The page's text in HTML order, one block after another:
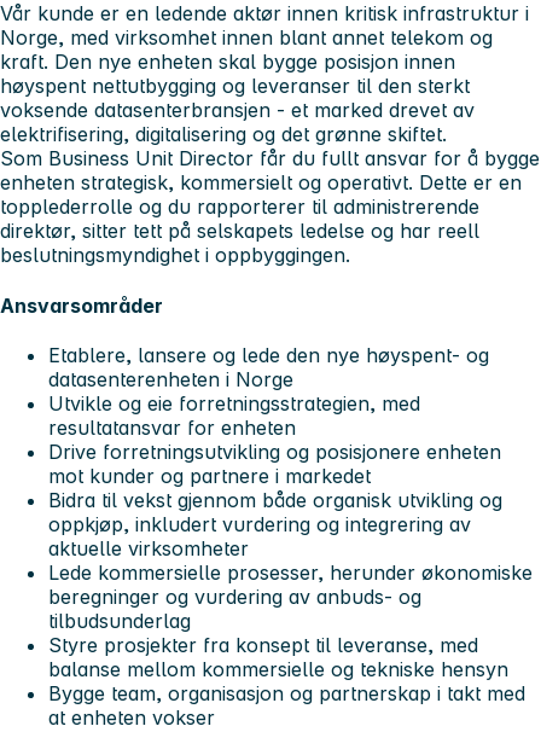
Vår kunde er en ledende aktør innen kritisk infrastruktur i
Norge, med virksomhet innen blant annet telekom og
kraft. Den nye enheten skal bygge posisjon innen
høyspent nettutbygging og leveranser til den sterkt
voksende datasenterbransjen - et marked drevet av
elektrifisering, digitalisering og det grønne skiftet.
Som Business Unit Director får du fullt ansvar for å bygge
enheten strategisk, kommersielt og operativt. Dette er en
topplederrolle og du rapporterer til administrerende
direktør, sitter tett på selskapets ledelse og har reell
beslutningsmyndighet i oppbyggingen.
Ansvarsområder
Etablere, lansere og lede den nye høyspent- og
datasenterenheten i Norge
Utvikle og eie forretningsstrategien, med
resultatansvar for enheten
Drive forretningsutvikling og posisjonere enheten
mot kunder og partnere i markedet
Bidra til vekst gjennom både organisk utvikling og
oppkjøp, inkludert vurdering og integrering av
aktuelle virksomheter
Lede kommersielle prosesser, herunder økonomiske
beregninger og vurdering av anbuds- og
tilbudsunderlag
Styre prosjekter fra konsept til leveranse, med
balanse mellom kommersielle og tekniske hensyn
Bygge team, organisasjon og partnerskap i takt med
at enheten vokser